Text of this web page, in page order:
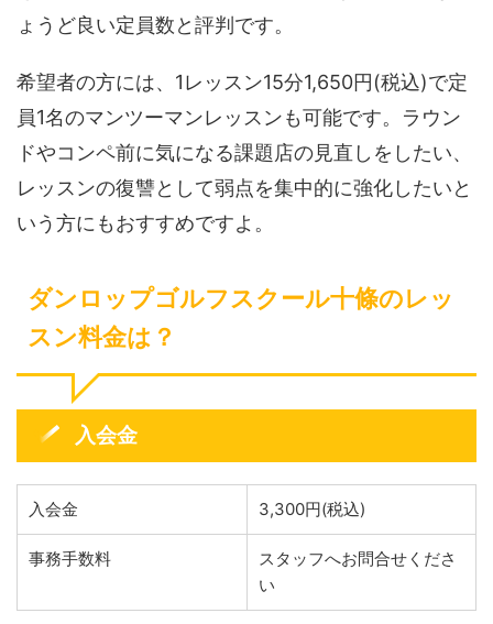
ょうど良い定員数と評判です。
希望者の方には、1レッスン15分1,650円(税込)で定
員1名のマンツーマンレッスンも可能です。ラウン
ドやコンペ前に気になる課題店の見直しをしたい、
レッスンの復讐として弱点を集中的に強化したいと
いう方にもおすすめですよ。
ダンロップゴルフスクール十條のレッ
スン料金は？
入会金
入会金 3,300円(税込)
事務手数料
スタッフへお問合せくださ
い